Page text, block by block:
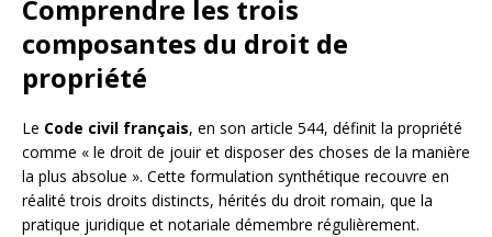
Comprendre les trois
composantes du droit de
propriété
Le Code civil français, en son article 544, définit la propriété
comme « le droit de jouir et disposer des choses de la manière
la plus absolue ». Cette formulation synthétique recouvre en
réalité trois droits distincts, hérités du droit romain, que la
pratique juridique et notariale démembre régulièrement.